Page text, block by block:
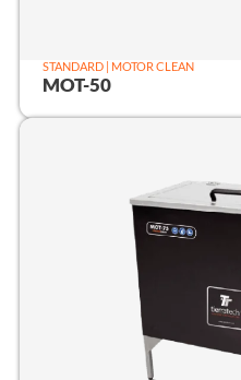
STANDARD | MOTOR CLEAN
MOT-50